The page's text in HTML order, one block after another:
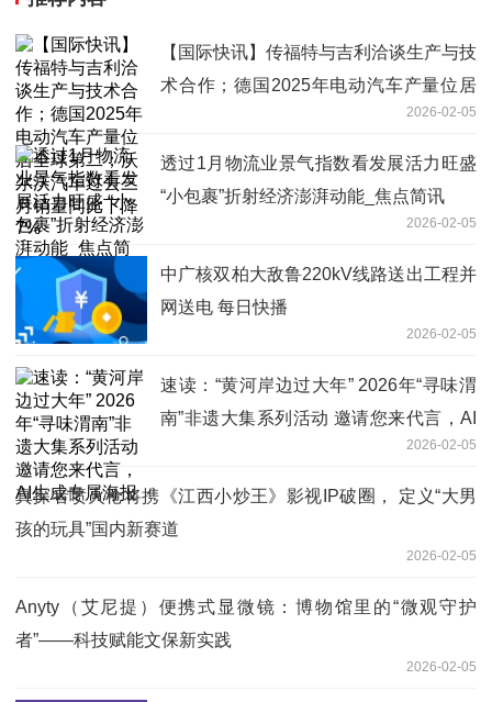
【国际快讯】传福特与吉利洽谈生产与技
术合作；德国2025年电动汽车产量位居
全球第二；沃尔沃汽车过去三月销量同比
下降7%
2026-02-05
透过1月物流业景气指数看发展活力旺盛
“小包裹”折射经济澎湃动能_焦点简讯
2026-02-05
中广核双柏大敌鲁220kV线路送出工程并
网送电 每日快播
2026-02-05
速读：“黄河岸边过大年” 2026年“寻味渭
南”非遗大集系列活动 邀请您来代言，AI
2026-02-05
真探者喷火枪将携《江西小炒王》影视IP破圈， 定义“大男
孩的玩具”国内新赛道
2026-02-05
Anyty（艾尼提）便携式显微镜：博物馆里的“微观守护
者”——科技赋能文保新实践
2026-02-05